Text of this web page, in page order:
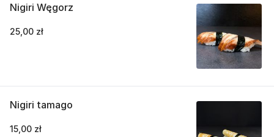
Nigiri Węgorz
25,00 zł
Nigiri tamago
15,00 zł